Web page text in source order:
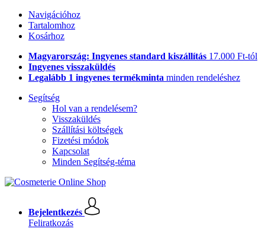
Navigációhoz
Tartalomhoz
Kosárhoz
Magyarország: Ingyenes standard kiszállítás 17.000 Ft-tól
Ingyenes visszaküldés
Legalább 1 ingyenes termékminta minden rendeléshez
Segítség
Hol van a rendelésem?
Visszaküldés
Szállítási költségek
Fizetési módok
Kapcsolat
Minden Segítség-téma
Bejelentkezés
Feliratkozás